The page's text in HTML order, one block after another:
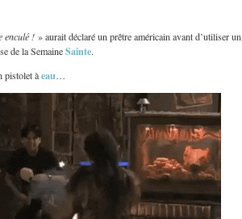
enculé ! » aurait déclaré un prêtre américain avant d’utiliser un
de la SemaineSainte.
pistolet àeau…